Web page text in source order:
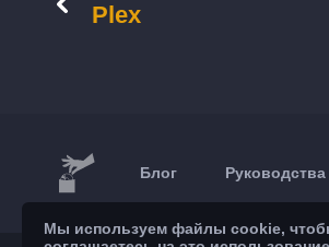
Plex
Блог Руководства
Мы используем файлы cookie,